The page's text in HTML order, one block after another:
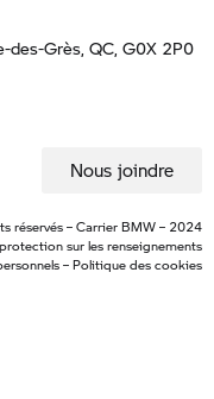
des-Grès, QC, G0X 2P0
Nous joindre
réservés – Carrier BMW – 2024
sur les renseignements
– Politique des cookies